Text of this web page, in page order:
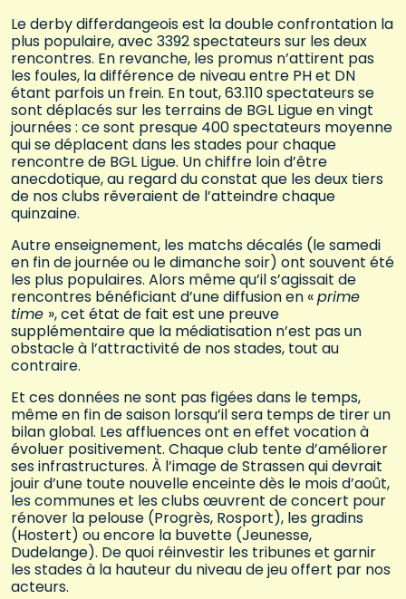
Le derby differdangeois est la double confrontation la
plus populaire, avec 3392 spectateurs sur les deux
rencontres. En revanche, les promus n’attirent pas
les foules, la différence de niveau entre PH et DN
étant parfois un frein. En tout, 63.110 spectateurs se
sont déplacés sur les terrains de BGL Ligue en vingt
journées : ce sont presque 400 spectateurs moyenne
qui se déplacent dans les stades pour chaque
rencontre de BGL Ligue. Un chiffre loin d’être
anecdotique, au regard du constat que les deux tiers
de nos clubs rêveraient de l’atteindre chaque
quinzaine.
Autre enseignement, les matchs décalés (le samedi
en fin de journée ou le dimanche soir) ont souvent été
les plus populaires. Alors même qu’il s’agissait de
rencontres bénéficiant d’une diffusion en «prime
time », cet état de fait est une preuve
supplémentaire que la médiatisation n’est pas un
obstacle à l’attractivité de nos stades, tout au
contraire.
Et ces données ne sont pas figées dans le temps,
même en fin de saison lorsqu’il sera temps de tirer un
bilan global. Les affluences ont en effet vocation à
évoluer positivement. Chaque club tente d’améliorer
ses infrastructures. À l’image de Strassen qui devrait
jouir d’une toute nouvelle enceinte dès le mois d’août,
les communes et les clubs œuvrent de concert pour
rénover la pelouse (Progrès, Rosport), les gradins
(Hostert) ou encore la buvette (Jeunesse,
Dudelange). De quoi réinvestir les tribunes et garnir
les stades à la hauteur du niveau de jeu offert par nos
acteurs.